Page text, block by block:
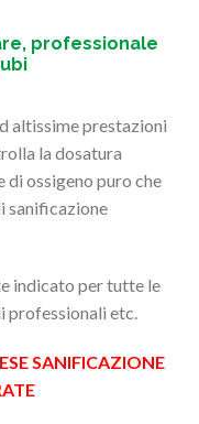
professionale
altissime prestazioni
la dosatura
di ossigeno puro che
sanificazione
indicato per tutte le
professionali etc.
SANIFICAZIONE